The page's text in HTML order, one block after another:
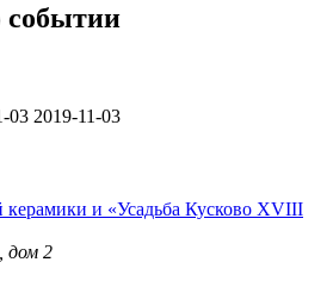
03 2019-11-03
керамики и «Усадьба Кусково XVIII
дом 2